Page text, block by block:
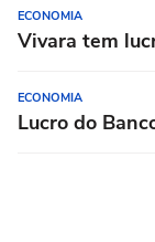
ECONOMIA
Vivara tem
ECONOMIA
Lucro do